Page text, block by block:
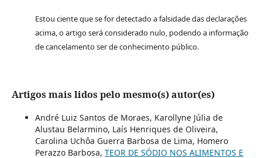
Estou ciente que se for detectado a falsidade das declarações
acima, o artigo será considerado nulo, podendo a informação
de cancelamento ser de conhecimento público.
Artigos mais lidos pelo mesmo(s) autor(es)
André Luiz Santos de Moraes, Karollyne Júlia de
Alustau Belarmino, Laís Henriques de Oliveira,
Carolina Uchôa Guerra Barbosa de Lima, Homero
Perazzo Barbosa, TEOR DE SÓDIO NOS ALIMENTOS E